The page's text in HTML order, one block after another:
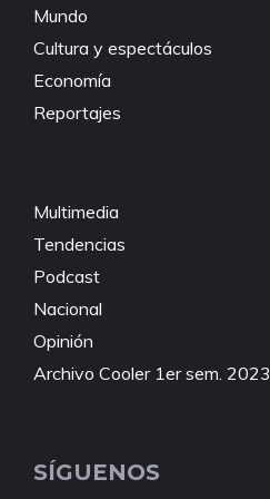
Mundo
Cultura y espectáculos
Economía
Reportajes
Multimedia
Tendencias
Podcast
Nacional
Opinión
Archivo Cooler 1er sem. 2023
SÍGUENOS